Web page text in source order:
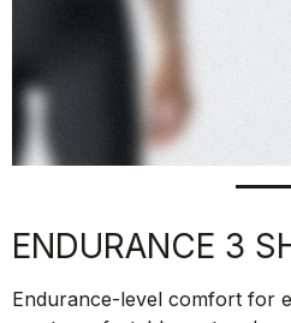
ENDURANCE 3
Endurance-level comfort for